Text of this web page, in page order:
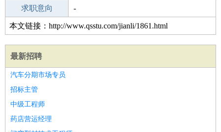
外语水平
求职意向 -
本文链接：http://www.qsstu.com/jianli/1861.html
最新招聘
汽车分期市场专员
招标主管
中级工程师
药店营运经理